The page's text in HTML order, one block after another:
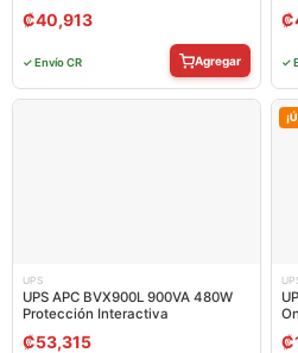
₡40,913
✓ Envío CR Agregar
₡
✓
UPS
UPS APC BVX900L 900VA 480W
Protección Interactiva
₡53,315 ₡